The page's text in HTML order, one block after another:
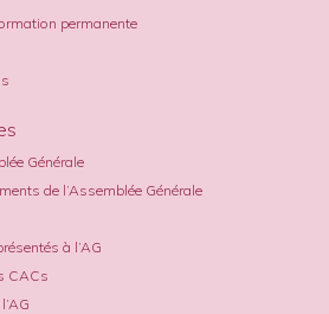
permanente
Générale
de l’Assemblée Générale
à l’AG
CACs